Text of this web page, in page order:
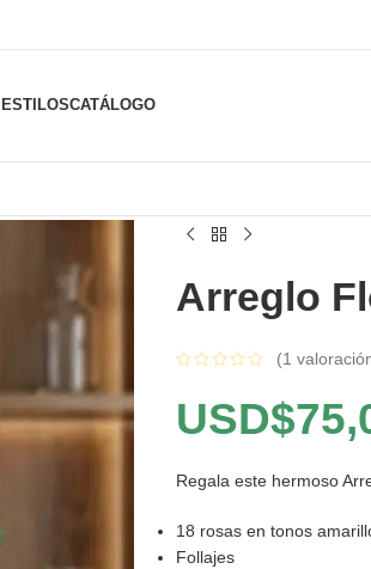
CATÁLOGO
Arreglo
(1
USD$
Regala este hermoso
18 rosas en tonos
Follajes